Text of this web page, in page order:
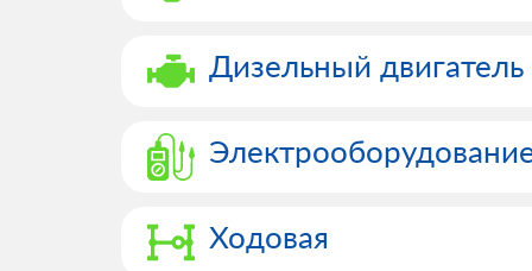
Дизельный двигатель
Ходовая